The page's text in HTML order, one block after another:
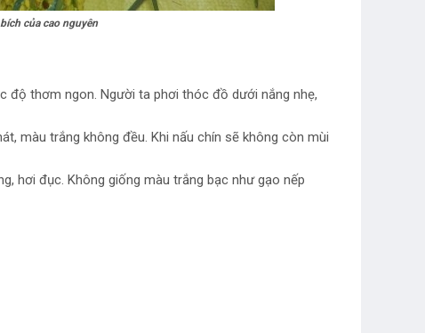
của cao nguyên
độ thơm ngon. Người ta phơi thóc đồ dưới nắng nhẹ,
màu trắng không đều. Khi nấu chín sẽ không còn mùi
hơi đục. Không giống màu trắng bạc như gạo nếp